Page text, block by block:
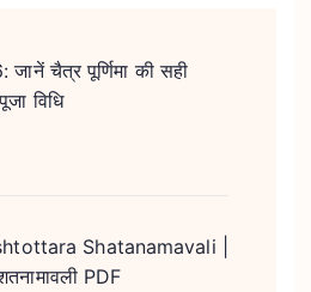
चैत्र पूर्णिमा की सही
विधि
Shatanamavali |
PDF